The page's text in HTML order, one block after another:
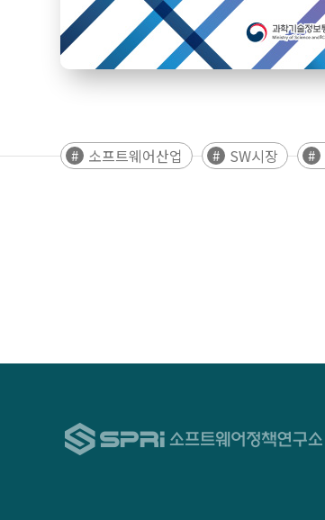
소프트웨어산업 SW시장